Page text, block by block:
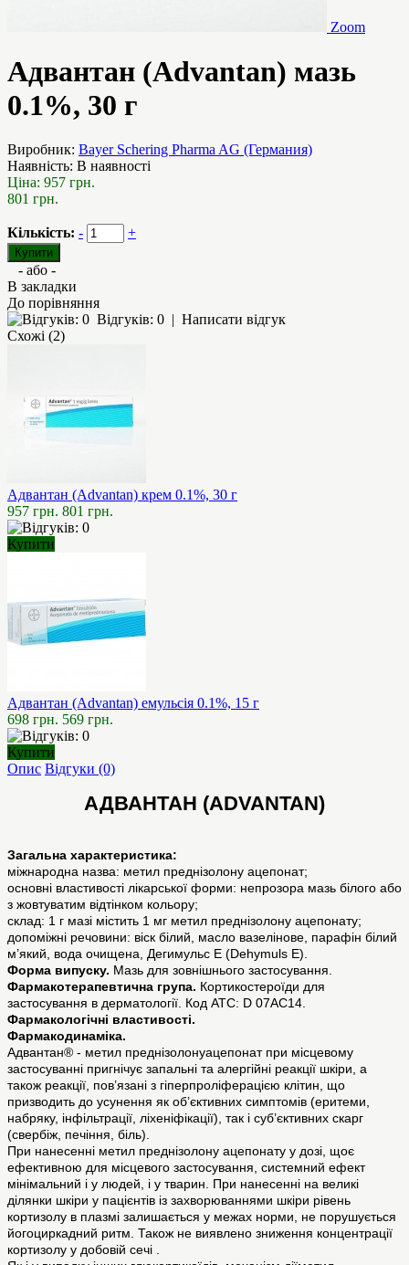
Zoom
Адвантан (Advantan) мазь
0.1%, 30 г
Виробник: Bayer Schering Pharma AG (Германия)
Наявність: В наявності
Ціна: 957 грн.
801 грн.
Кількість: - +
- або -
В закладки
До порівняння
Відгуків: 0 | Написати відгук
Схожі (2)
Адвантан (Advantan) крем 0.1%, 30 г
957 грн. 801 грн.
Купити
Адвантан (Advantan) емульсія 0.1%, 15 г
698 грн. 569 грн.
Купити
Опис Відгуки (0)
АДВАНТАН (ADVANTAN)
Загальна характеристика:
міжнародна назва: метил преднізолону ацепонат;
основні властивості лікарської форми: непрозора мазь білого або
з жовтуватим відтінком кольору;
склад: 1 г мазі містить 1 мг метил преднізолону ацепонату;
допоміжні речовини: віск білий, масло вазелінове, парафін білий
м’який, вода очищена, Дегимульс Е (Dehymuls E).
Форма випуску. Мазь для зовнішнього застосування.
Фармакотерапевтична група. Кортикостероїди для
застосування в дерматології. Код АТС: D 07AC14.
Фармакологічні властивості.
Фармакодинаміка.
Адвантан® - метил преднізолонуацепонат при місцевому
застосуванні пригнічує запальні та алергійні реакції шкіри, а
також реакції, пов’язані з гіперпроліферацією клітин, що
призводить до усунення як об’єктивних симптомів (еритеми,
набряку, інфільтрації, ліхеніфікації), так і суб’єктивних скарг
(свербіж, печіння, біль).
При нанесенні метил преднізолону ацепонату у дозі, щоє
ефективною для місцевого застосування, системний ефект
мінімальний і у людей, і у тварин. При нанесенні на великі
ділянки шкіри у пацієнтів із захворюваннями шкіри рівень
кортизолу в плазмі залишається у межах норми, не порушується
йогоциркадний ритм. Також не виявлено зниження концентрації
кортизолу у добовій сечі .